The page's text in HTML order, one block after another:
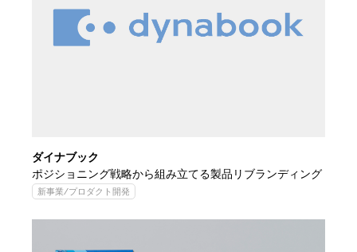
ダイナブック
ポジショニング戦略から組み立てる製品リブランディング
新事業/プロダクト開発